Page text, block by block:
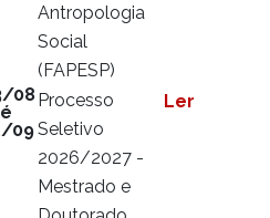
Antropologia
Social
(FAPESP)
08
09
Processo
Seletivo
2026/2027 -
Mestrado e
Ler mais